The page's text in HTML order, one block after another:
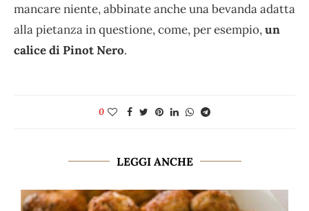
mancare niente, abbinate anche una bevanda adatta
alla pietanza in questione, come, per esempio,un
calice di Pinot Nero.
0
LEGGI ANCHE